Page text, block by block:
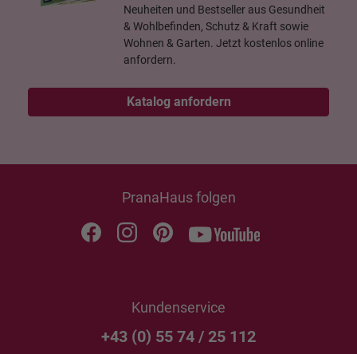
Neuheiten und Bestseller aus Gesundheit
& Wohlbefinden, Schutz & Kraft sowie
Wohnen & Garten. Jetzt kostenlos online
anfordern.
Katalog anfordern
PranaHaus folgen
Kundenservice
+43 (0) 55 74 / 25 112